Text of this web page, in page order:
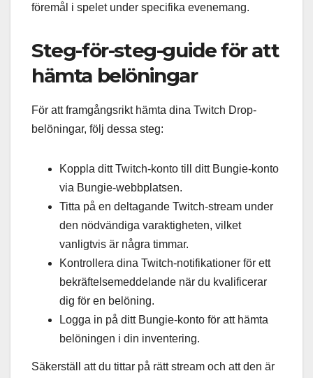
föremål i spelet under specifika evenemang.
Steg-för-steg-guide för att
hämta belöningar
För att framgångsrikt hämta dina Twitch Drop-
belöningar, följ dessa steg:
Koppla ditt Twitch-konto till ditt Bungie-konto
via Bungie-webbplatsen.
Titta på en deltagande Twitch-stream under
den nödvändiga varaktigheten, vilket
vanligtvis är några timmar.
Kontrollera dina Twitch-notifikationer för ett
bekräftelsemeddelande när du kvalificerar
dig för en belöning.
Logga in på ditt Bungie-konto för att hämta
belöningen i din inventering.
Säkerställ att du tittar på rätt stream och att den är